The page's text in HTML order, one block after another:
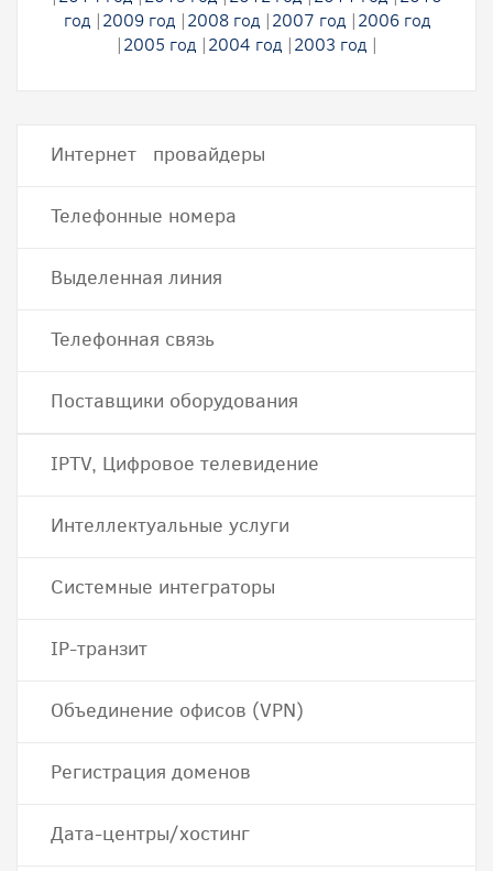
год|2009 год|2008 год|2007 год|2006 год
|2005 год|2004 год|2003 год|
Интернет провайдеры
Телефонные номера
Выделенная линия
Телефонная связь
Поставщики оборудования
IPTV, Цифровое телевидение
Интеллектуальные услуги
Системные интеграторы
IP-транзит
Объединение офисов (VPN)
Регистрация доменов
Дата-центры/хостинг